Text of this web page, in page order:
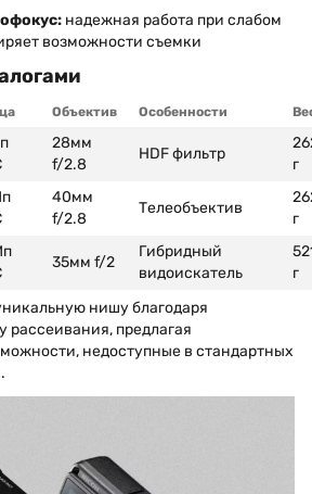
надежная работа при слабом
возможности съемки
Объектив Особенности
28мм
f/2.8
HDF фильтр
г
40мм
f/2.8
Телеобъектив
г
35мм f/2
Гибридный
видоискатель
г
нишу благодаря
рассеивания, предлагая
недоступные в стандартных